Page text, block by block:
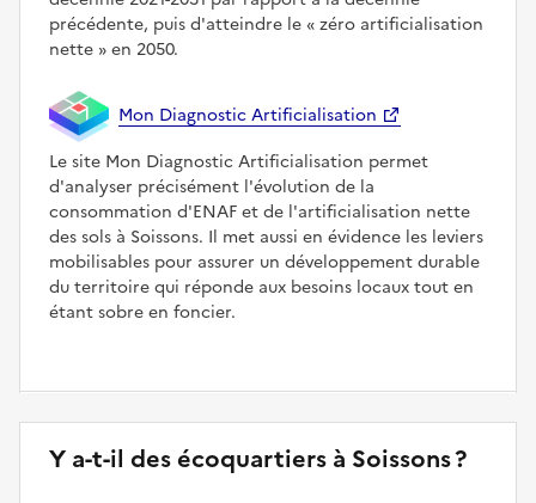
précédente, puis d'atteindre le
zéro artificialisation
nette
en 2050.
Mon Diagnostic Artificialisation
Le site Mon Diagnostic Artificialisation permet
d'analyser précisément l'évolution de la
consommation d'ENAF et de l'artificialisation nette
des sols à Soissons. Il met aussi en évidence les leviers
mobilisables pour assurer un développement durable
du territoire qui réponde aux besoins locaux tout en
étant sobre en foncier.
Y a-t-il des écoquartiers à Soissons ?